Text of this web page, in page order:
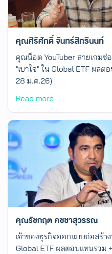
คุณศิริศักดิ์ จันทร์สิทธินนท์
คุณน็อต YouTuber สายเกมช่
"เบาใจ" ใน Global ETF ผล
28 ม.ค.26)
Read more
คุณรัชกฤต คชชาสุวรรณ
เจ้าของธุรกิจออกแบบก่อสร้า
Global ETF ผลตอบแทนรวม